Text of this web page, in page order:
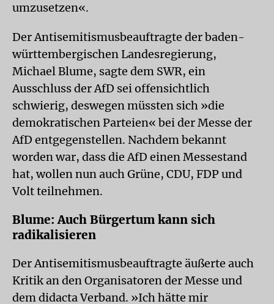
umzusetzen«.
Der Antisemitismusbeauftragte der baden-
württembergischen Landesregierung,
Michael Blume, sagte dem SWR, ein
Ausschluss der AfD sei offensichtlich
schwierig, deswegen müssten sich »die
demokratischen Parteien« bei der Messe der
AfD entgegenstellen. Nachdem bekannt
worden war, dass die AfD einen Messestand
hat, wollen nun auch Grüne, CDU, FDP und
Volt teilnehmen.
Blume: Auch Bürgertum kann sich
radikalisieren
Der Antisemitismusbeauftragte äußerte auch
Kritik an den Organisatoren der Messe und
dem didacta Verband. »Ich hätte mir